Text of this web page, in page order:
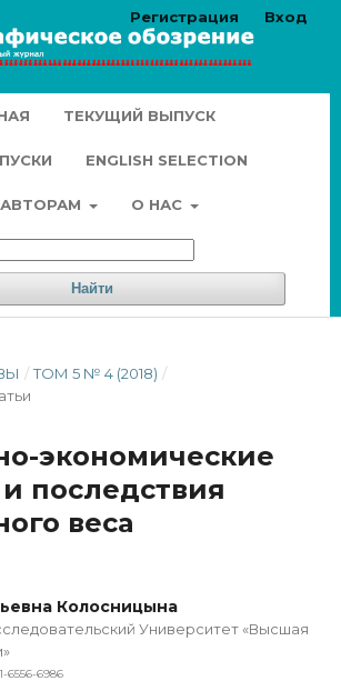
ТЕКУЩИЙ ВЫПУСК
ENGLISH SELECTION
АВТОРАМ О НАС
Найти
Регистрация Вход
/ ТОМ 5 № 4 (2018) /
экономические
последствия
веса
Колосницына
Университет «Высшая
6556-6986